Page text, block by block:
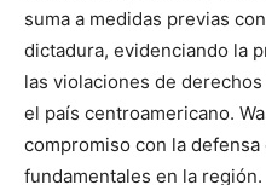
suma a medidas previas
dictadura, evidenciando la
las violaciones de
el país centroamericano.
compromiso con la
fundamentales en la región.